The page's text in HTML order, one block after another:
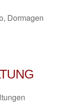
Dormagen